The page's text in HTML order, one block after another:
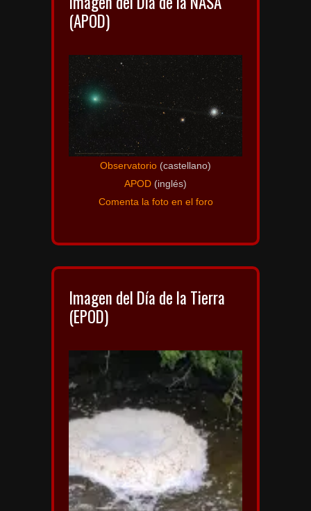
(APOD)
Observatorio (castellano)
APOD (inglés)
Comenta la foto en el foro
Imagen del Día de la Tierra
(EPOD)